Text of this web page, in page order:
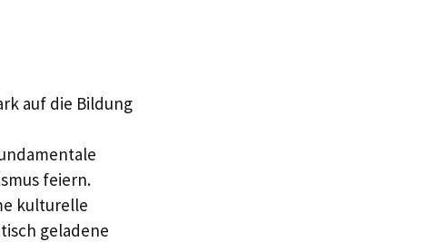
auf die Bildung
feiern.
kulturelle
geladene